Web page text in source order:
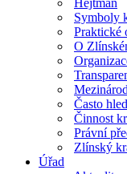
Hejtman
Symboly
Praktické
O
Často
Činnost
Právní
Zlínský
Úřad